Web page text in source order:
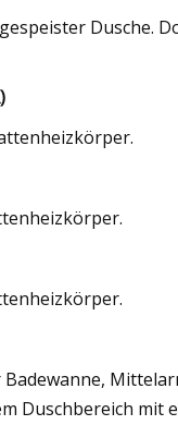
Dusche.
Duschbereich